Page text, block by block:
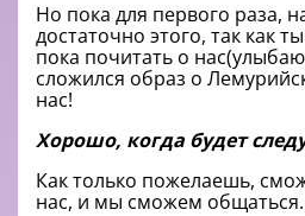
Но пока для первого раза,
достаточно этого, так как
пока почитать о
сложился образ о
нас!
Хорошо, когда будет
Как только пожелаешь,
нас, и мы сможем общаться.